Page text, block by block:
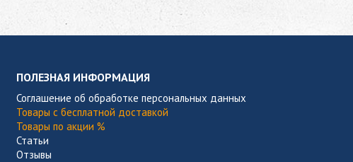
ПОЛЕЗНАЯ ИНФОРМАЦИЯ
Соглашение об обработке персональных данных
Товары с бесплатной доставкой
Товары по акции %
Статьи
Отзывы